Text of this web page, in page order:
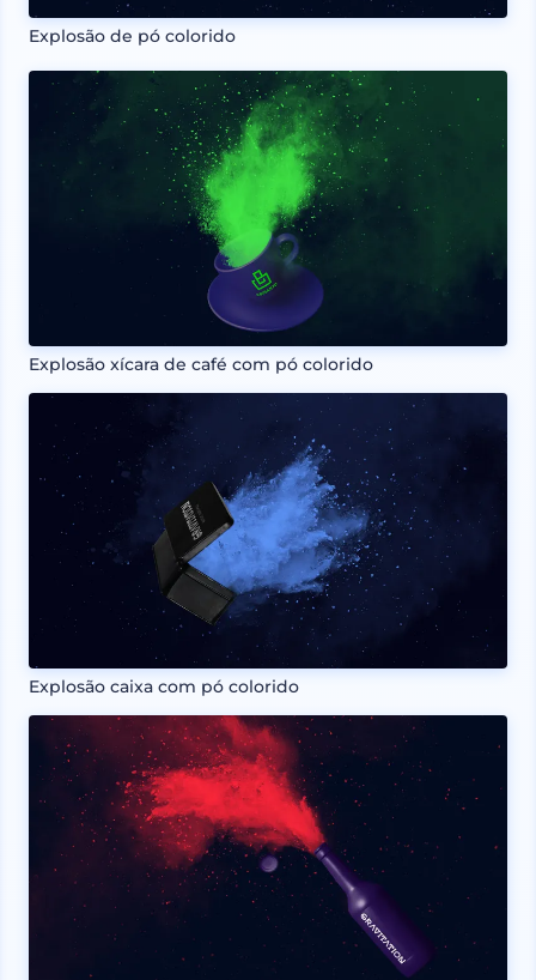
Explosão de pó colorido
Explosão xícara de café com pó colorido
Explosão caixa com pó colorido